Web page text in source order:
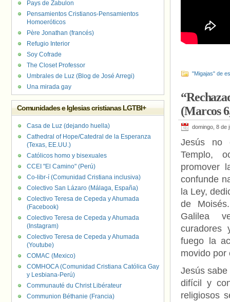
"Migajas" de
(Marcos
domingo, 8 de
Jesús no
Templo,
promover
confunde
la Ley,
de
Galilea
curadores
fuego la
movido por
Jesús
difícil y
religiosos
Pays de Zabulon
Pensamientos Cristianos-Pensamientos
Homoeróticos
Père Jonathan (francés)
Refugio Interior
Soy Cofrade
The Closet Professor
Umbrales de Luz (Blog de José Arregi)
Una mirada gay
Comunidades e Iglesias cristianas LGTBI+
Casa de Luz (dejando huella)
Cathedral of Hope/Catedral de la Esperanza
(Texas, EE.UU.)
Católicos homo y bisexuales
CCEI "El Camino" (Perú)
Co-libr-í (Comunidad Cristiana inclusiva)
Colectivo San Lázaro (Málaga, España)
Colectivo Teresa de Cepeda y Ahumada
(Facebook)
Colectivo Teresa de Cepeda y Ahumada
(Instagram)
Colectivo Teresa de Cepeda y Ahumada
(Youtube)
COMAC (Mexico)
COMHOCA (Comunidad Cristiana Católica Gay
y Lesbiana-Perú)
Communauté du Christ Libérateur
Communion Béthanie (Francia)